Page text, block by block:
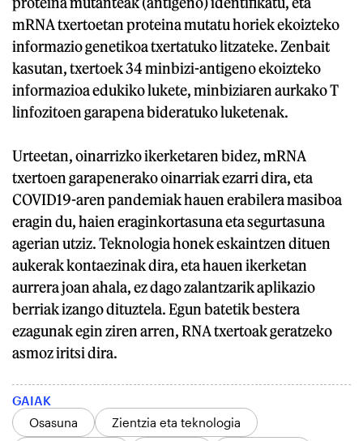
mRNA txertoetan proteina mutatu horiek ekoizteko
informazio genetikoa txertatuko litzateke. Zenbait
kasutan, txertoek 34 minbizi-antigeno ekoizteko
informazioa edukiko lukete, minbiziaren aurkako T
linfozitoen garapena bideratuko luketenak.
Urteetan, oinarrizko ikerketaren bidez, mRNA
txertoen garapenerako oinarriak ezarri dira, eta
COVID19-aren pandemiak hauen erabilera masiboa
eragin du, haien eraginkortasuna eta segurtasuna
agerian utziz. Teknologia honek eskaintzen dituen
aukerak kontaezinak dira, eta hauen ikerketan
aurrera joan ahala, ez dago zalantzarik aplikazio
berriak izango dituztela. Egun batetik bestera
ezagunak egin ziren arren, RNA txertoak geratzeko
asmoz iritsi dira.
GAIAK
Osasuna
Zientzia eta teknologia